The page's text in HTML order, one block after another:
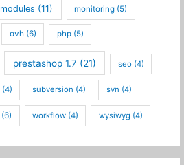
modules (11) monitoring (5)
ovh (6) php(5)
prestashop 1.7 (21) seo(4)
(4) subversion (4) svn (4)
(6) workflow (4) wysiwyg (4)